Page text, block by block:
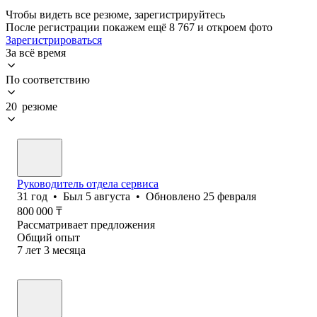
Чтобы видеть все резюме, зарегистрируйтесь
После регистрации покажем ещё 8 767 и откроем фото
Зарегистрироваться
За всё время
По соответствию
20 резюме
Руководитель отдела сервиса
31 год • Был 5 августа • Обновлено 25 февраля
800 000 ₸
Рассматривает предложения
Общий опыт
7 лет 3 месяца